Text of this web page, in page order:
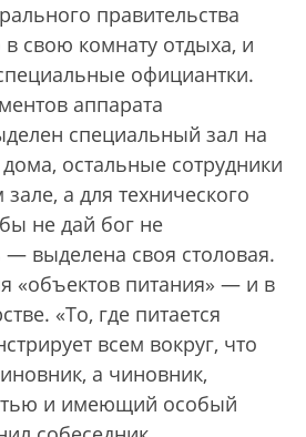
правительства
в свою комнату отдыха, и
официантки.
аппарата
специальный зал на
остальные сотрудники
а для технического
не дай бог не
выделена своя столовая.
«объектов питания» — и в
«То, где питается
всем вокруг, что
а чиновник,
и имеющий особый